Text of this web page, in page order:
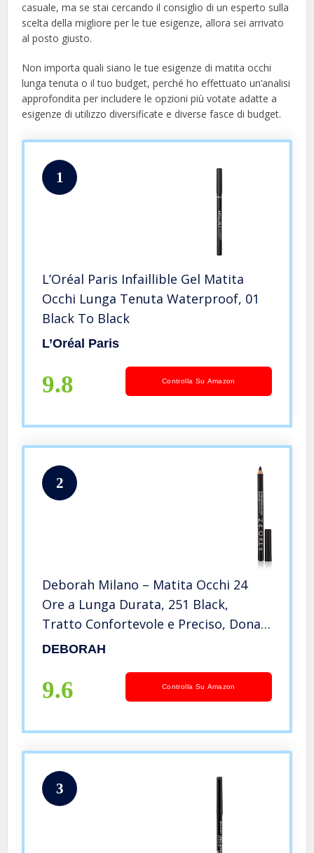
casuale, ma se stai cercando il consiglio di un esperto sulla
scelta della migliore per le tue esigenze, allora sei arrivato
al posto giusto.
Non importa quali siano le tue esigenze di matita occhi
lunga tenuta o il tuo budget, perché ho effettuato un’analisi
approfondita per includere le opzioni più votate adatte a
esigenze di utilizzo diversificate e diverse fasce di budget.
1
L’Oréal Paris Infaillible Gel Matita
Occhi Lunga Tenuta Waterproof, 01
Black To Black
L’Oréal Paris
9.8 Controlla Su Amazon
2
Deborah Milano – Matita Occhi 24
Ore a Lunga Durata, 251 Black,
Tratto Confortevole e Preciso, Dona
uno Sguardo Intenso e Definito, 1.5 gr
DEBORAH
9.6 Controlla Su Amazon
3